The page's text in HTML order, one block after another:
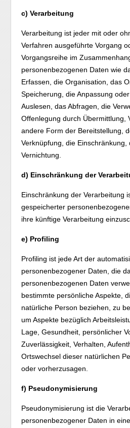
c) Verarbeitung
Verarbeitung ist jeder mit oder
Verfahren ausgeführte Vorgang
Vorgangsreihe im
personenbezogenen Daten wie
Erfassen, die Organisation, das
Speicherung, die Anpassung
Auslesen, das Abfragen, die
Offenlegung durch Übermittlung,
andere Form der Bereitstellung,
Verknüpfung, die
Vernichtung.
d) Einschränkung der
Einschränkung der Verarbeitung
gespeicherter
ihre künftige Verarbeitung
e) Profiling
Profiling ist jede Art der
personenbezogener Daten, die
personenbezogenen Daten
bestimmte persönliche Aspekte,
natürliche Person beziehen, zu
um Aspekte bezüglich
Lage, Gesundheit, persönlicher
Zuverlässigkeit, Verhalten,
Ortswechsel dieser natürlichen
oder vorherzusagen.
f) Pseudonymisierung
Pseudonymisierung ist die
personenbezogener Daten in